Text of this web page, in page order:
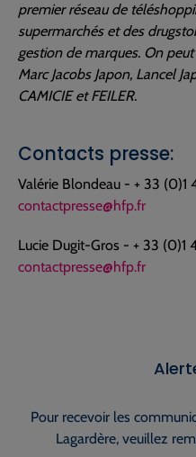
premier réseau de
supermarchés et des
gestion de marques. On
Marc Jacobs Japon, Lancel
CAMICIE et FEILER.
Contacts presse:
Valérie Blondeau - + 33 (0)1
contactpresse@hfp.fr
Lucie Dugit-Gros - + 33 (0)1
contactpresse@hfp.fr
Pour recevoir les
Lagardère, veuillez